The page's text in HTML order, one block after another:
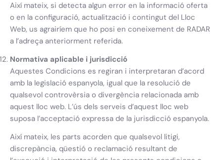
Així mateix, si detecta algun error en la informació oferta
o en la configuració, actualització i contingut del Lloc
Web, us agrairíem que ho posi en coneixement de RADAR
a l’adreça anteriorment referida.
Normativa aplicable i jurisdicció
Aquestes Condicions es regiran i interpretaran d’acord
amb la legislació espanyola, igual que la resolució de
qualsevol controvèrsia o divergència relacionada amb
aquest lloc web. L’ús dels serveis d’aquest lloc web
suposa l’acceptació expressa de la jurisdicció espanyola.
Així mateix, les parts acorden que qualsevol litigi,
discrepància, qüestió o reclamació resultant de